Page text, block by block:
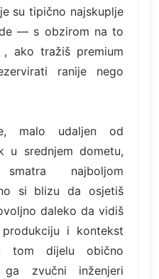
su tipično najskuplje
— s obzirom na to
ako tražiš premium
ranije nego
malo udaljen od
u srednjem dometu,
najboljom
si blizu da osjetiš
daleko da vidiš
i kontekst
tom dijelu obično
ga zvučni inženjeri